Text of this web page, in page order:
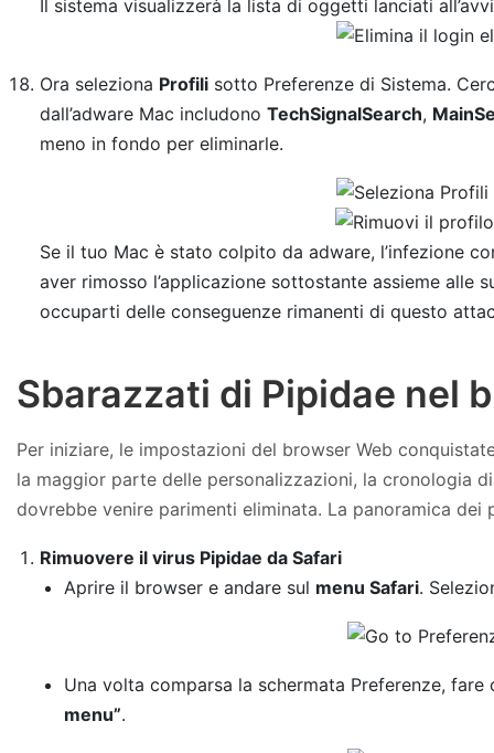
Il sistema visualizzerà la lista di oggetti lanciati
Ora seleziona Profili sotto Preferenze di Sistema.
dall’adware Mac includonoTechSignalSearch,
meno in fondo per eliminarle.
Se il tuo Mac è stato colpito da adware, l’infezione
aver rimosso l’applicazione sottostante assieme
occuparti delle conseguenze rimanenti di questo
Sbarazzati di Pipidae nel
Per iniziare, le impostazioni del browser Web
la maggior parte delle personalizzazioni, la cronologia
dovrebbe venire parimenti eliminata. La panoramica
Rimuovere il virus Pipidae da Safari
Aprire il browser e andare sul menu Safari.
Una volta comparsa la schermata Preferenze,
menu”.